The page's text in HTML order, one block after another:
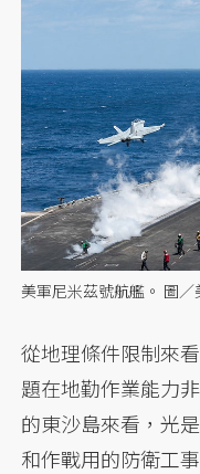
美軍尼米茲號航艦。 圖／
從地理條件限制來
題在地勤作業能力
的東沙島來看，光
和作戰用的防衛工